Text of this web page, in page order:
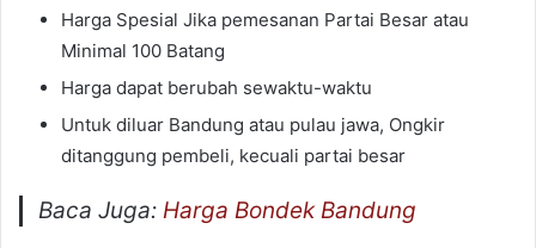
Harga Spesial Jika pemesanan Partai Besar atau
Minimal 100 Batang
Harga dapat berubah sewaktu-waktu
Untuk diluar Bandung atau pulau jawa, Ongkir
ditanggung pembeli, kecuali partai besar
Baca Juga:Harga Bondek Bandung